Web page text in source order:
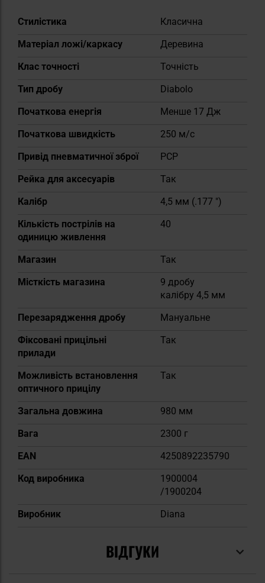
Докладніше
Стилістика
Класична
Матеріал ложі/каркасу
Деревина
Клас точності
Точність
Тип дробу
Diabolo
Початкова енергія
Менше 17 Дж
Початкова швидкість
250 м/с
Привід пневматичної зброї
PCP
Рейка для аксесуарів
Так
Калібр
4,5 мм (.177 ")
Кількість пострілів на
одиницю живлення
40
Магазин
Так
Місткість магазина
9 дробу
калібру 4,5 мм
Перезарядження дробу
Мануальне
Фіксовані прицільні
прилади
Так
Можливість встановлення
оптичного прицілу
Так
Загальна довжина
980 мм
Вага
2300 г
EAN
4250892235790
Код виробника
1900004
/1900204
Виробник
Diana
ВІДГУКИ